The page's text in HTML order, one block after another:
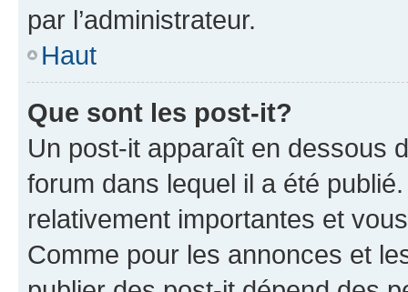
par l’administrateur.
Haut
Que sont les post-it?
Un post-it apparaît en dessous
forum dans lequel il a été
relativement importantes et
Comme pour les annonces et